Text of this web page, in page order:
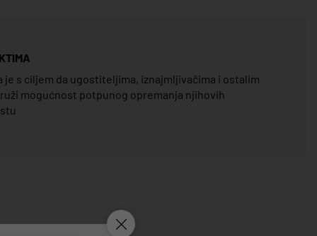
je s ciljem da ugostiteljima, iznajmljivačima i ostalim
mogućnost potpunog opremanja njihovih